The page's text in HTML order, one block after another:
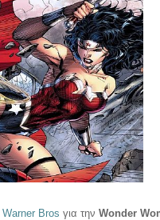
Warner Bros για την Wonder